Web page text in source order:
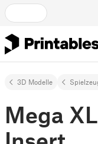
3D Modelle
Mega